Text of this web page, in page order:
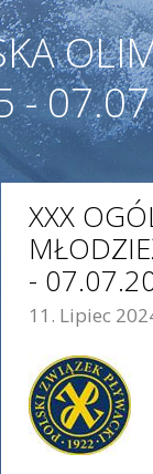
-
XXX
-
11. Lipiec
ZDJĘCIE GŁÓWNE: